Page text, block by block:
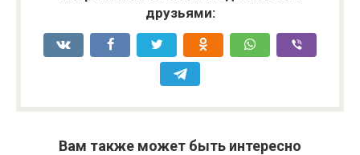
друзьями:
Вам также может быть интересно